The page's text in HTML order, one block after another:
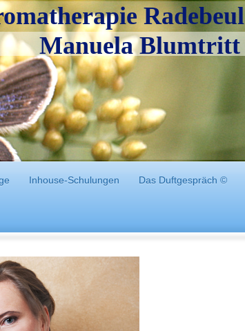
Radebeul
Inhouse-Schulungen Das Duftgespräch ©